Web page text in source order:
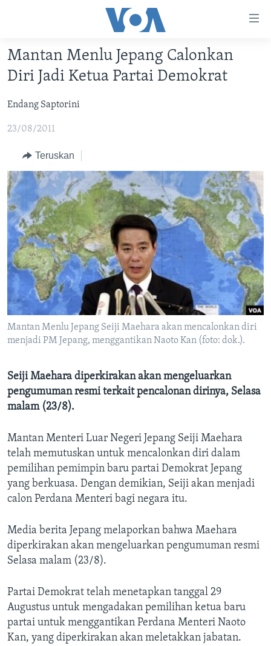
Akses
Lanjut
ke
Konten
Lanjut
Navigasi
Utama
Lanjut
ke
Pencarian
DUNIA
VIDEO
POLYGRAPH
DAFTAR PROGRAM
Learning English
IKUTI KAMI
Bahasa-bahasa
Mantan Menlu Jepang Calonkan
Diri Jadi Ketua Partai Demokrat
Endang Saptorini
23/08/2011
Teruskan
Mantan Menlu Jepang Seiji Maehara akan mencalonkan diri
menjadi PM Jepang, menggantikan Naoto Kan (foto: dok.).
Seiji Maehara diperkirakan akan mengeluarkan
pengumuman resmi terkait pencalonan dirinya, Selasa
malam (23/8).
Mantan Menteri Luar Negeri Jepang Seiji Maehara
telah memutuskan untuk mencalonkan diri dalam
pemilihan pemimpin baru partai Demokrat Jepang
yang berkuasa. Dengan demikian, Seiji akan menjadi
calon Perdana Menteri bagi negara itu.
Media berita Jepang melaporkan bahwa Maehara
diperkirakan akan mengeluarkan pengumuman resmi
Selasa malam (23/8).
Partai Demokrat telah menetapkan tanggal 29
Augustus untuk mengadakan pemilihan ketua baru
partai untuk menggantikan Perdana Menteri Naoto
Kan, yang diperkirakan akan meletakkan jabatan.